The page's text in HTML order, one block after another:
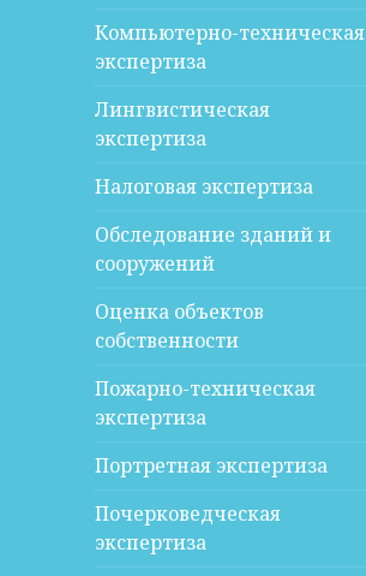
Компьютерно-техническая
экспертиза
Лингвистическая
экспертиза
Налоговая экспертиза
Обследование зданий и
сооружений
Оценка объектов
собственности
Пожарно-техническая
экспертиза
Портретная экспертиза
Почерковедческая
экспертиза